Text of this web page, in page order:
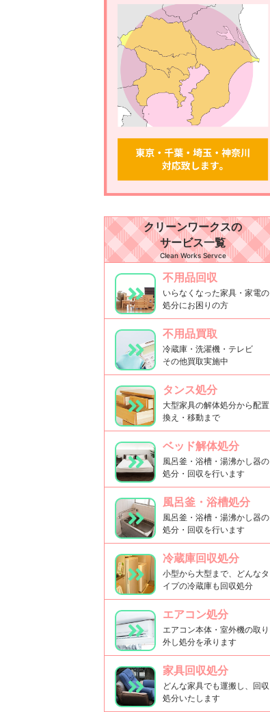
クリーンワークスの
サービス一覧
Clean Works Servce
不用品回収
いらなくなった家具・家電の
処分にお困りの方
不用品買取
冷蔵庫・洗濯機・テレビ
その他買取実施中
タンス処分
大型家具の解体処分から配置
換え・移動まで
ベッド解体処分
風呂釜・浴槽・湯沸かし器の
処分・回収を行います
風呂釜・浴槽処分
風呂釜・浴槽・湯沸かし器の
処分・回収を行います
冷蔵庫回収処分
小型から大型まで、どんなタ
イプの冷蔵庫も回収処分
エアコン処分
エアコン本体・室外機の取り
外し処分を承ります
家具回収処分
どんな家具でも運搬し、回収
処分いたします